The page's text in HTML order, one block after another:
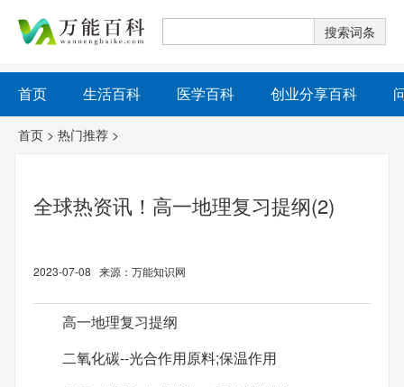
首页 生活百科 医学百科 创业分享百科
首页 > 热门推荐 >
全球热资讯！高一地理复习提纲(2)
2023-07-08 来源：万能知识网
高一地理复习提纲
二氧化碳--光合作用原料;保温作用